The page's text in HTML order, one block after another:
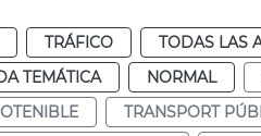
TRÁFICO TODAS LAS
TEMÁTICA NORMAL
TRANSPORT